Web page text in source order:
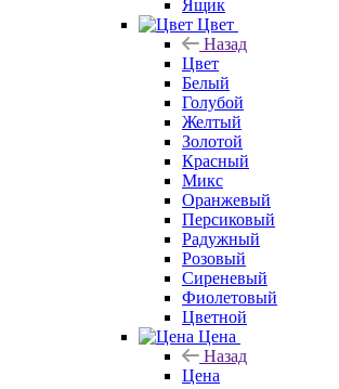
Ящик
Цвет
Назад
Цвет
Белый
Голубой
Желтый
Золотой
Красный
Микс
Оранжевый
Персиковый
Радужный
Розовый
Сиреневый
Фиолетовый
Цветной
Цена
Назад
Цена